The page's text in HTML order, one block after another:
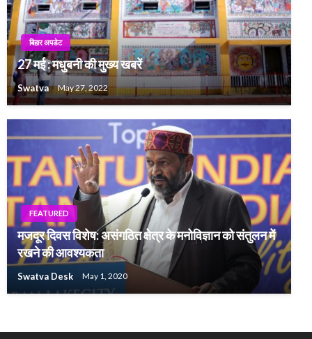
बिहार अपडेट
27 मई : मधुबनी की मुख्य खबरें
Swatva May 27, 2022
FEATURED
मजदूर दिवस विशेष: असंगठित क्षेत्र के मनोविज्ञान को संतुलन में
रखने की आवश्यकता
Swatva Desk May 1, 2020